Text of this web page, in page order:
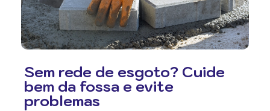
Sem rede de esgoto? Cuide
bem da fossa e evite
problemas